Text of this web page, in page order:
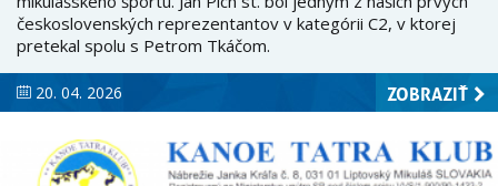
československých reprezentantov v kategórii C2, v ktorej
pretekal spolu s Petrom Tkáčom.
20. 04. 2026 ZOBRAZIŤ